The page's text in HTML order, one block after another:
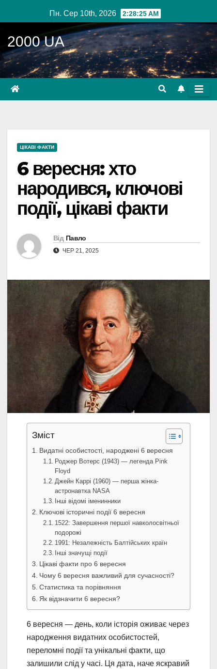
до
вмісту
Пн. Сер 10th, 2026 2:28:26 AM
2000 UA
ЦІКАВІ ФАКТИ
6 вересня: хто
народився, ключові
події, цікаві факти
Від Павло
ЧЕР 21, 2025
Зміст
Видатні особистості, народжені 6 вересня
Роджер Вотерс (1943) — легенда Pink
Floyd
Джейн Каррі (1960) — перша жінка-
астронавтка NASA
Інші відомі іменинники
Ключові історичні події 6 вересня
1522: Завершення першої навколосвітньої
подорожі
1991: Незалежність Балтійських країн
Інші значущі події
Цікаві факти про 6 вересня
Чому 6 вересня важливий для сучасності?
Статистика та порівняння
Як відзначити 6 вересня?
6 вересня — день, коли історія оживає через
народження видатних особистостей,
переломні події та унікальні факти, що
залишили слід у часі. Ця дата, наче яскравий